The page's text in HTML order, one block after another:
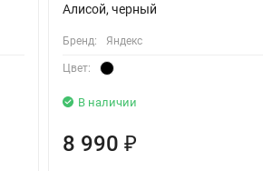
Алисой, черный
Бренд: Яндекс
Цвет:
В наличии
8 990₽